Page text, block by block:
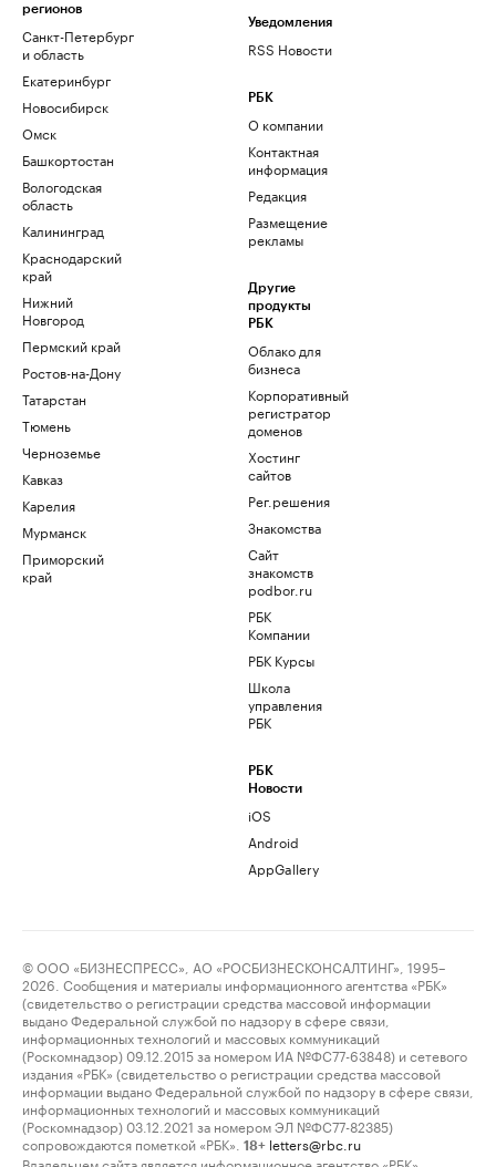
регионов
Санкт-Петербург
и область
Екатеринбург
Новосибирск
Омск
Башкортостан
Вологодская
область
Калининград
Краснодарский
край
Нижний
Новгород
Пермский край
Ростов-на-Дону
Татарстан
Тюмень
Черноземье
Кавказ
Карелия
Мурманск
Приморский
край
Уведомления
RSS Новости
РБК
О компании
Контактная
информация
Редакция
Размещение
рекламы
Другие
продукты
РБК
Облако для
бизнеса
Корпоративный
регистратор
доменов
Хостинг
сайтов
Рег.решения
Знакомства
Сайт
знакомств
podbor.ru
РБК
Компании
РБК Курсы
Школа
управления
РБК
РБК
Новости
iOS
Android
AppGallery
© ООО «БИЗНЕСПРЕСС», АО «РОСБИЗНЕСКОНСАЛТИНГ», 1995–
2026. Сообщения и материалы информационного агентства «РБК»
(свидетельство о регистрации средства массовой информации
выдано Федеральной службой по надзору в сфере связи,
информационных технологий и массовых коммуникаций
(Роскомнадзор) 09.12.2015 за номером ИА №ФС77-63848) и сетевого
издания «РБК» (свидетельство о регистрации средства массовой
информации выдано Федеральной службой по надзору в сфере связи,
информационных технологий и массовых коммуникаций
(Роскомнадзор) 03.12.2021 за номером ЭЛ №ФС77-82385)
сопровождаются пометкой «РБК».
18+ letters@rbc.ru